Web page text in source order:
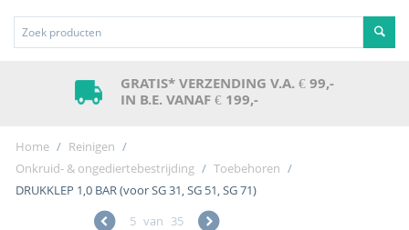
GRATIS* VERZENDING V.A. € 99,-
IN B.E. VANAF € 199,-
Home / Reinigen /
Onkruid- & ongediertebestrijding / Toebehoren /
DRUKKLEP 1,0 BAR (voor SG 31, SG 51, SG 71)
5 van 35